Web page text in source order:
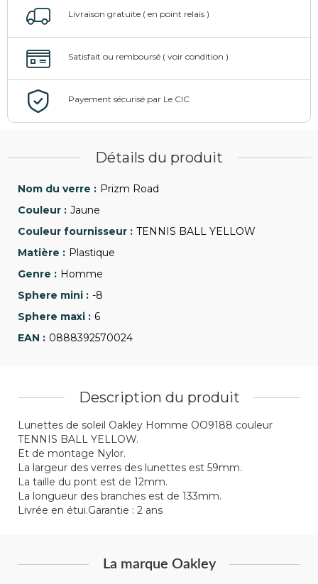
Détails du produit
Prizm Road
Jaune
TENNIS BALL YELLOW
Plastique
Homme
-8
6
0888392570024
Description du produit
Lunettes de soleil Oakley Homme OO9188 couleur
TENNIS BALL YELLOW.
Et de montage Nylor.
La largeur des verres des lunettes est 59mm.
La taille du pont est de 12mm.
La longueur des branches est de 133mm.
Livrée en étui.Garantie : 2 ans
La marque Oakley